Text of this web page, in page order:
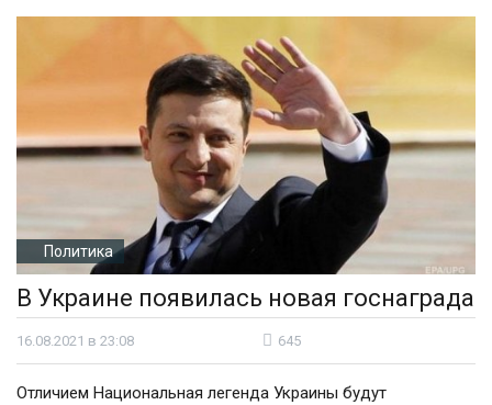
Политика
В Украине появилась новая госнаграда
16.08.2021 в 23:08 645
Отличием Национальная легенда Украины будут